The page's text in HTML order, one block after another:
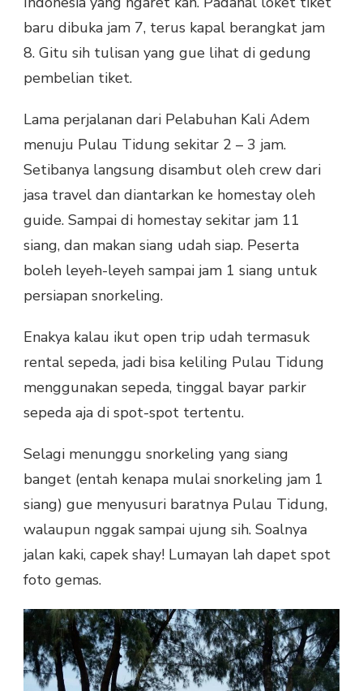
baru dibuka jam 7, terus kapal berangkat jam
8. Gitu sih tulisan yang gue lihat di gedung
pembelian tiket.
Lama perjalanan dari Pelabuhan Kali Adem
menuju Pulau Tidung sekitar 2 – 3 jam.
Setibanya langsung disambut oleh crew dari
jasa travel dan diantarkan ke homestay oleh
guide. Sampai di homestay sekitar jam 11
siang, dan makan siang udah siap. Peserta
boleh leyeh-leyeh sampai jam 1 siang untuk
persiapan snorkeling.
Enakya kalau ikut open trip udah termasuk
rental sepeda, jadi bisa keliling Pulau Tidung
menggunakan sepeda, tinggal bayar parkir
sepeda aja di spot-spot tertentu.
Selagi menunggu snorkeling yang siang
banget (entah kenapa mulai snorkeling jam 1
siang) gue menyusuri baratnya Pulau Tidung,
walaupun nggak sampai ujung sih. Soalnya
jalan kaki, capek shay! Lumayan lah dapet spot
foto gemas.